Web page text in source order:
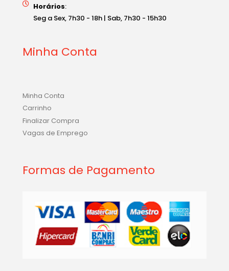
Horários:
Seg a Sex, 7h30 - 18h | Sab, 7h30 - 15h30
Minha Conta
Minha Conta
Carrinho
Finalizar Compra
Vagas de Emprego
Formas de Pagamento